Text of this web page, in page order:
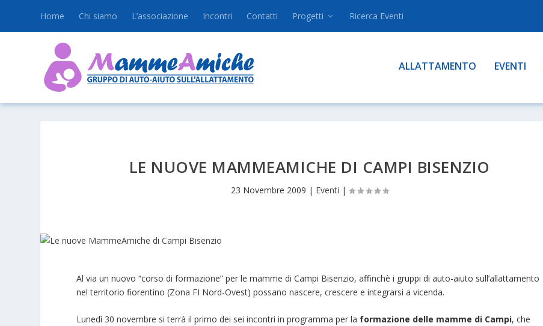
Home Chi siamo L’associazione Incontri Contatti Progetti Ricerca Eventi
ALLATTAMENTO EVENTI
LE NUOVE MAMMEAMICHE DI CAMPI BISENZIO
23 Novembre 2009 | Eventi |
Al via un nuovo “corso di formazione” per le mamme di Campi Bisenzio, affinchè i gruppi di auto-aiuto sull’allattamento
nel territorio fiorentino (Zona FI Nord-Ovest) possano nascere, crescere e integrarsi a vicenda.
Lunedì 30 novembre si terrà il primo dei sei incontri in programma per la formazione delle mamme di Campi, che